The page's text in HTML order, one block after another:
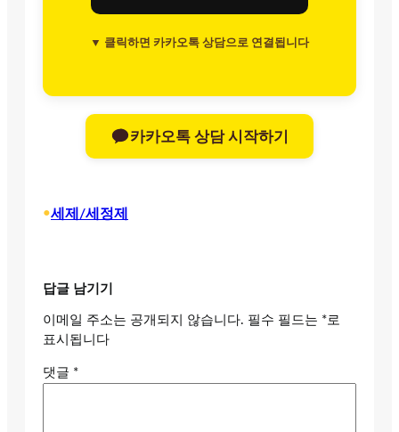
▼ 클릭하면 카카오톡 상담으로 연결됩니다
카카오톡 상담 시작하기
•세제/세정제
답글 남기기
이메일 주소는 공개되지 않습니다. 필수 필드는 *로
표시됩니다
댓글 *